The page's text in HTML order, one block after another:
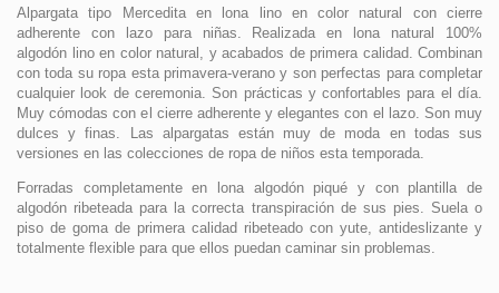
Alpargata tipo Mercedita en lona lino en color natural con cierre
adherente con lazo para niñas. Realizada en lona natural 100%
algodón lino en color natural, y acabados de primera calidad. Combinan
con toda su ropa esta primavera-verano y son perfectas para completar
cualquier look de ceremonia. Son prácticas y confortables para el día.
Muy cómodas con el cierre adherente y elegantes con el lazo. Son muy
dulces y finas. Las alpargatas están muy de moda en todas sus
versiones en las colecciones de ropa de niños esta temporada.
Forradas completamente en lona algodón piqué y con plantilla de
algodón ribeteada para la correcta transpiración de sus pies. Suela o
piso de goma de primera calidad ribeteado con yute, antideslizante y
totalmente flexible para que ellos puedan caminar sin problemas.